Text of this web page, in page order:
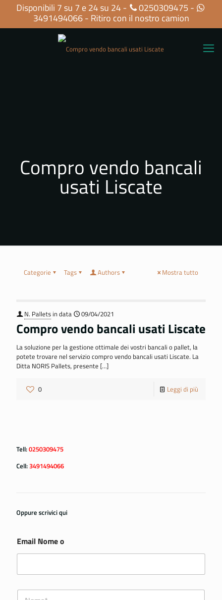
Disponibili 7 su 7 e 24 su 24 - 0250309475 -
3491494066- Ritiro con il nostro camion
Compro vendo bancali
usati Liscate
Categorie Tags Authors Mostra tutto
N. Pallets in data 09/04/2021
Compro vendo bancali usati Liscate
La soluzione per la gestione ottimale dei vostri bancali o pallet, la
potete trovare nel servizio compro vendo bancali usati Liscate. La
Ditta NORIS Pallets, presente […]
0 Leggi di più
Tell:0250309475
Cell:3491494066
Oppure scrivici qui
Email Nome o
N